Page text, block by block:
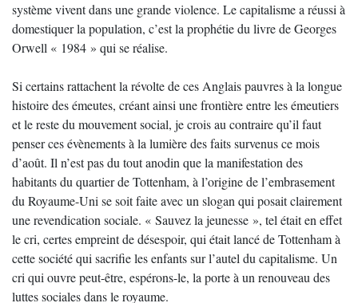
système vivent dans une grande violence. Le capitalisme a réussi à
domestiquer la population, c’est la prophétie du livre de Georges
Orwell « 1984 » qui se réalise.
Si certains rattachent la révolte de ces Anglais pauvres à la longue
histoire des émeutes, créant ainsi une frontière entre les émeutiers
et le reste du mouvement social, je crois au contraire qu’il faut
penser ces évènements à la lumière des faits survenus ce mois
d’août. Il n’est pas du tout anodin que la manifestation des
habitants du quartier de Tottenham, à l’origine de l’embrasement
du Royaume-Uni se soit faite avec un slogan qui posait clairement
une revendication sociale. « Sauvez la jeunesse », tel était en effet
le cri, certes empreint de désespoir, qui était lancé de Tottenham à
cette société qui sacrifie les enfants sur l’autel du capitalisme. Un
cri qui ouvre peut-être, espérons-le, la porte à un renouveau des
luttes sociales dans le royaume.